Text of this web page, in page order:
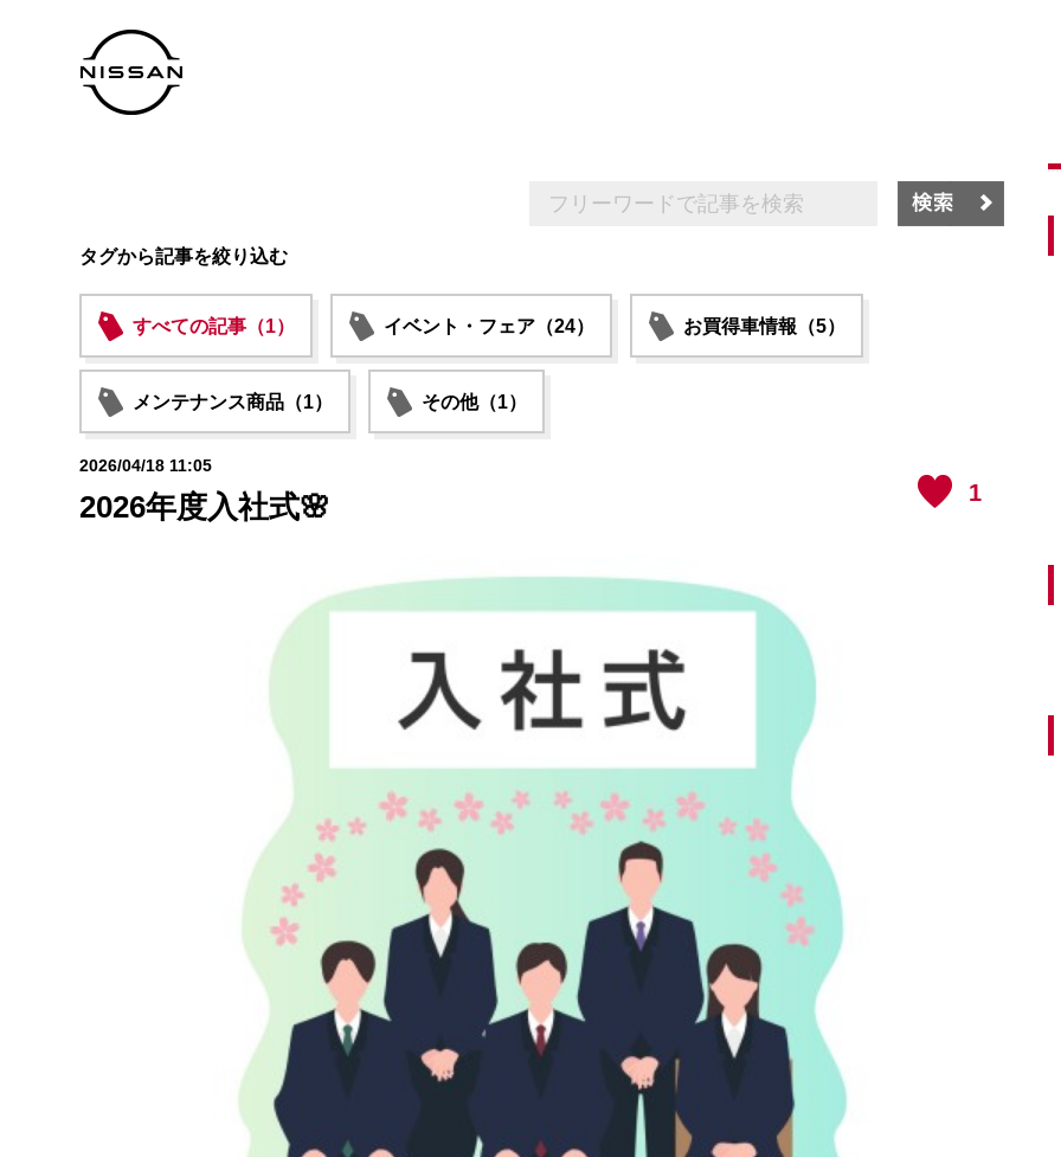
タグから記事を絞り込む
すべての記事（1） イベント・フェア（24） お買得車情報（5）
メンテナンス商品（1） その他（1）
1
2026/04/18 11:05
2026年度入社式🌸